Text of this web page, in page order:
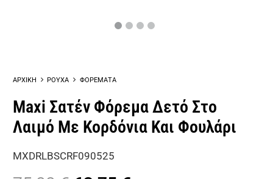
ΑΡΧΙΚΗ ΡΟΥΧΑ ΦΟΡΕΜΑΤΑ
Maxi Σατέν Φόρεμα Δετό Στο
Λαιμό Με Κορδόνια Και Φουλάρι
MXDRLBSCRF090525